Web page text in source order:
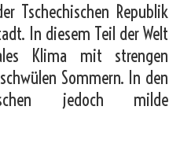
Tschechischen Republik
In diesem Teil der Welt
Klima mit strengen
Sommern. In den
jedoch milde